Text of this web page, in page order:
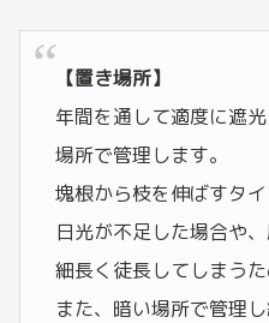
【置き場所】
年間を通して適度に遮
場所で管理します。
塊根から枝を伸ばすタ
日光が不足した場合や
細長く徒長してしまうた
また、暗い場所で管理